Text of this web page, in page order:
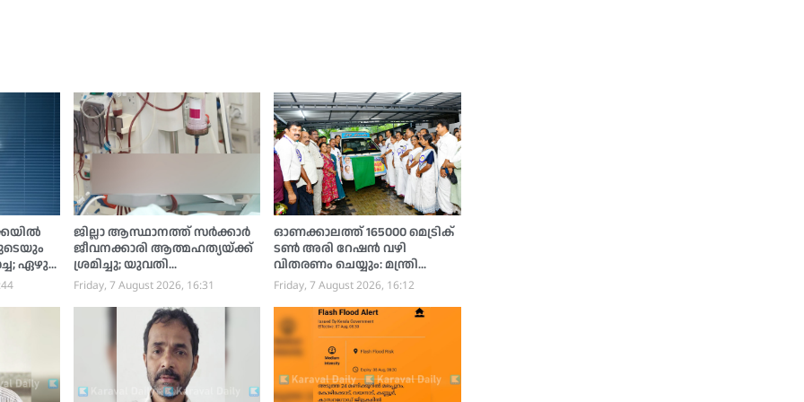
ഏഴു
ജില്ലാ ആസ്ഥാനത്ത് സര്‍ക്കാര്‍
ജീവനക്കാരി ആത്മഹത്യയ്ക്ക്
ശ്രമിച്ചു; യുവതി
ആശുപത്രിയില്‍
Friday, 7 August 2026, 16:31
ഓണക്കാലത്ത് 165000 മെട്രിക്
ടണ്‍ അരി റേഷന്‍ വഴി
വിതരണം ചെയ്യും: മന്ത്രി
അനൂപ് ജേക്കബ്
Friday, 7 August 2026, 16:12